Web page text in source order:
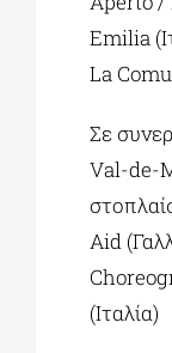
Emilia
La
Σε
Val-de-
Aid
(Ιταλία)